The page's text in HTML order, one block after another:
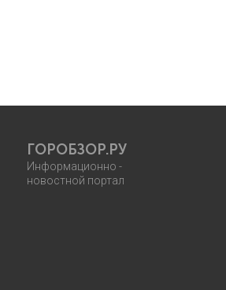
ГОРОБЗОР.РУ
Информационно -
новостной портал